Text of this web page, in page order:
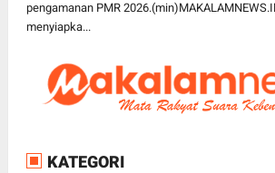
pengamanan PMR
menyiapka...
KATEGORI